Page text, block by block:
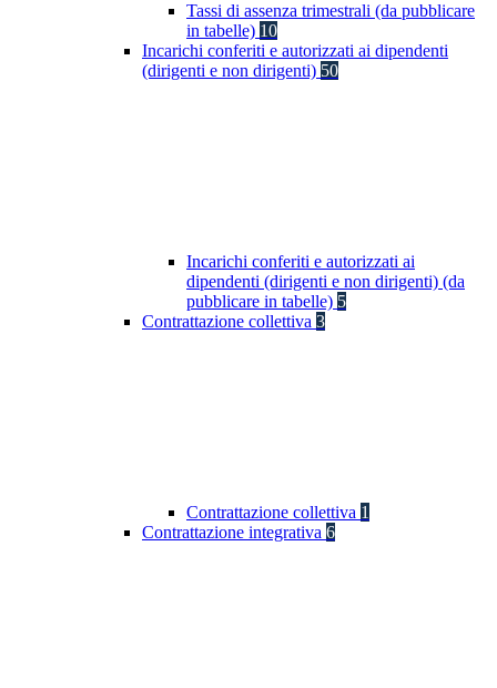
Tassi di assenza trimestrali (da pubblicare
in tabelle) 10
Incarichi conferiti e autorizzati ai dipendenti
(dirigenti e non dirigenti) 50
Incarichi conferiti e autorizzati ai
dipendenti (dirigenti e non dirigenti) (da
pubblicare in tabelle) 5
Contrattazione collettiva 3
Contrattazione collettiva 1
Contrattazione integrativa 6